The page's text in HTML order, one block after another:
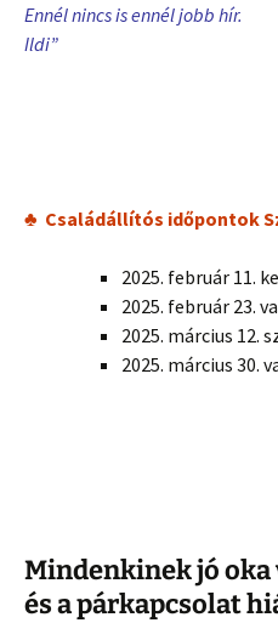
Ennél nincs is ennél jobb hír.
Ildi”
♣ Családállítós időpontok
2025. február 11.
2025. február 23.
2025. március 12.
2025. március 30.
Mindenkinek jó oka
és a párkapcsolat